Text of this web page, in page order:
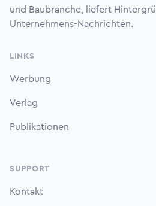
und Baubranche, liefert
Unternehmens-Nachrichten.
LINKS
Werbung
Verlag
Publikationen
SUPPORT
Kontakt